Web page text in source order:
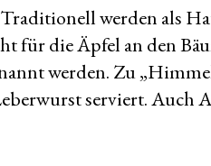
werden als
für die Äpfel an den
werden. Zu
serviert. Auch